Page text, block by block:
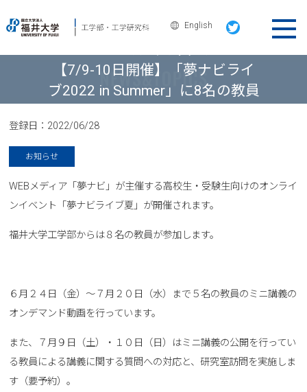
English
【7/9-10日開催】「夢ナビライ
ブ2022 in Summer」に8名の教員
登録日： 2022/06/28
お知らせ
WEBメディア「夢ナビ」が主催する高校生・受験生向けのオンライ
ンイベント「夢ナビライブ夏」が開催されます。
福井大学工学部からは８名の教員が参加します。
６月２４日（金）～７月２０日（水）まで５名の教員のミニ講義の
オンデマンド動画を行っています。
また、７月９日（土）・１０日（日）はミニ講義の公開を行ってい
る教員による講義に関する質問への対応と、研究室訪問を実施しま
す（要予約）。